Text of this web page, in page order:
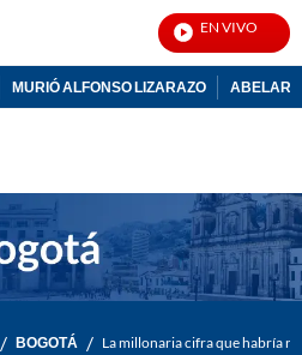
EN VIVO
MURIÓ ALFONSO LIZARAZO
/ BOGOTÁ / La millonaria cifra que habría